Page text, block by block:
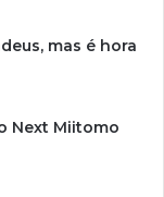
mas é hora
Next Miitomo